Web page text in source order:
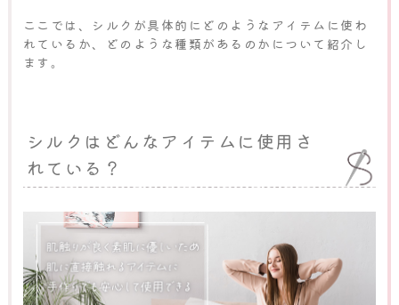
ここでは、シルクが具体的にどのようなアイテムに使わ
れているか、どのような種類があるのかについて紹介し
ます。
シルクはどんなアイテムに使用さ
れている？